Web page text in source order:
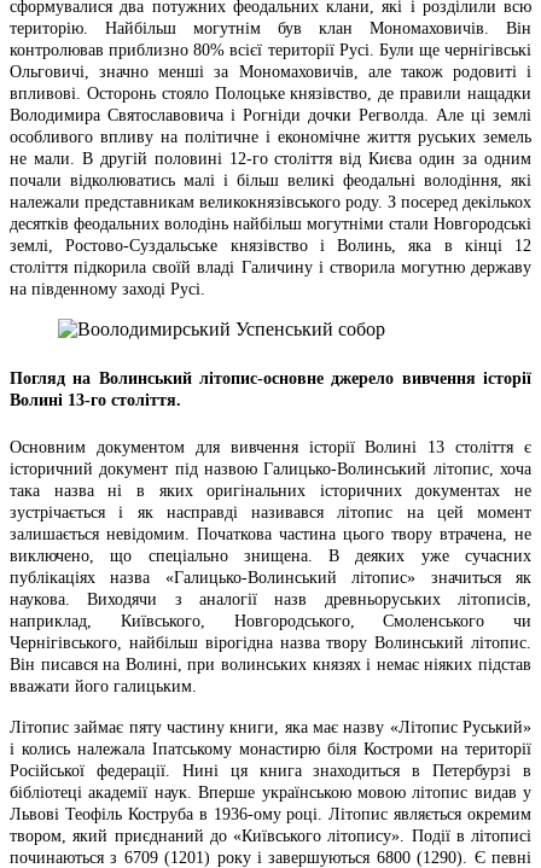
сформувалися два потужних феодальних клани, які і розділили всю
територію. Найбільш могутнім був клан Мономаховичів. Він
контролював приблизно 80% всієї території Русі. Були ще чернігівські
Ольговичі, значно менші за Мономаховичів, але також родовиті і
впливові. Осторонь стояло Полоцьке князівство, де правили нащадки
Володимира Святославовича і Рогніди дочки Регволда. Але ці землі
особливого впливу на політичне і економічне життя руських земель
не мали. В другій половині 12-го століття від Києва один за одним
почали відколюватись малі і більш великі феодальні володіння, які
належали представникам великокнязівського роду. З посеред декількох
десятків феодальних володінь найбільш могутніми стали Новгородські
землі, Ростово-Суздальське князівство і Волинь, яка в кінці 12
століття підкорила своїй владі Галичину і створила могутню державу
на південному заході Русі.
Погляд на Волинський літопис-основне джерело вивчення історії
Волині 13-го століття.
Основним документом для вивчення історії Волині 13 століття є
історичний документ під назвою Галицько-Волинський літопис, хоча
така назва ні в яких оригінальних історичних документах не
зустрічається і як насправді називався літопис на цей момент
залишається невідомим. Початкова частина цього твору втрачена, не
виключено, що спеціально знищена. В деяких уже сучасних
публікаціях назва «Галицько-Волинський літопис» значиться як
наукова. Виходячи з аналогії назв древньоруських літописів,
наприклад, Київського, Новгородського, Смоленського чи
Чернігівського, найбільш вірогідна назва твору Волинський літопис.
Він писався на Волині, при волинських князях і немає ніяких підстав
вважати його галицьким.
Літопис займає пяту частину книги, яка має назву «Літопис Руський»
і колись належала Іпатському монастирю біля Костроми на території
Російської федерації. Нині ця книга знаходиться в Петербурзі в
бібліотеці академії наук. Вперше українською мовою літопис видав у
Львові Теофіль Коструба в 1936-ому році. Літопис являється окремим
твором, який приєднаний до «Київського літопису». Події в літописі
починаються з 6709 (1201) року і завершуються 6800 (1290). Є певні